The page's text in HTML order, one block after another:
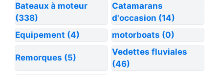
Bateaux à moteur
(338)
Catamarans
d'occasion (14)
Equipement (4) motorboats (0)
Remorques (5)
Vedettes fluviales
(46)